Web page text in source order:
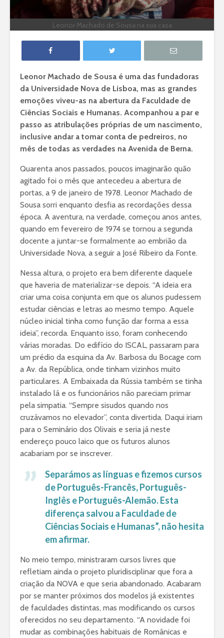
Leonor Machado de Sousa na sua casa
Leonor Machado de Sousa é uma das fundadoras
da Universidade Nova de Lisboa, mas as grandes
emoções viveu-as na abertura da Faculdade de
Ciências Sociais e Humanas. Acompanhou a par e
passo as atribulações próprias de um nascimento,
inclusive andar a tomar conta de pedreiros, no
mês de todas as verdades na Avenida de Berna.
Quarenta anos passados, poucos imaginarão quão
agitado foi o mês que antecedeu a abertura de
portas, a 9 de janeiro de 1978. Leonor Machado de
Sousa sorri enquanto desfia as recordações dessa
época. A aventura, na verdade, começou anos antes,
quando em fevereiro de 1974 se tornou a segunda
docente a juntar-se formalmente ao embrião da
Universidade Nova, a seguir a José Ribeiro da Fonte.
Nessa altura, o projeto era bem diferente daquele
que haveria de materializar-se depois. “A ideia era
criar uma coisa conjunta em que os alunos pudessem
estudar ciências e letras ao mesmo tempo. Aquele
núcleo inicial tinha como função dar forma a essa
ideia”, recorda. Enquanto isso, foram conhecendo
várias moradas. Do edifício do ISCAL, passaram para
um prédio da esquina da Av. Barbosa du Bocage com
a Av. da República, onde tinham vizinhos muito
particulares. A Embaixada da Rússia também se tinha
instalado lá e os funcionários não pareciam primar
pela simpatia. “Sempre sisudos quando nos
cruzávamos no elevador”, conta divertida. Daqui iriam
para o Seminário dos Olivais e seria já neste
endereço pouco laico que os futuros alunos
acabariam por se inscrever.
Separámos as línguas e fizemos cursos
de Português-Francês, Português-
Inglês e Português-Alemão. Esta
diferença salvou a Faculdade de
Ciências Sociais e Humanas”, não hesita
em afirmar.
No meio tempo, ministraram cursos livres que
refletiam ainda o projeto pluridisciplinar que fora a
criação da NOVA e que seria abandonado. Acabaram
por se manter próximos dos modelos já existentes
de faculdades distintas, mas modificando os cursos
oferecidos no seu departamento. “A novidade foi
mudar as combinações habituais de Românicas e
As primeiras
inscrições na NOVA
Lurdes Martins: o
compromisso de
dar alma à
faculdade
contar sobre as
torres da NOVA
FCSH
Há 40 anos que a
melhor equipa
trabalha aqui
Adriano
cientista
Não tem